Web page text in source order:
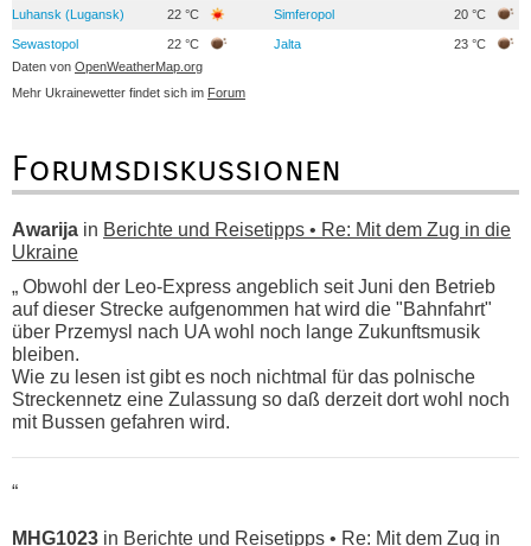
Luhansk (Lugansk) 22 °C Simferopol 20 °C
Sewastopol 22 °C Jalta
23 °C
Daten von OpenWeatherMap.org
Mehr Ukrainewetter findet sich im Forum
Forumsdiskussionen
Awarija in Berichte und Reisetipps • Re: Mit dem Zug in die
Ukraine
„ Obwohl der Leo-Express angeblich seit Juni den Betrieb
auf dieser Strecke aufgenommen hat wird die "Bahnfahrt"
über Przemysl nach UA wohl noch lange Zukunftsmusik
bleiben.
Wie zu lesen ist gibt es noch nichtmal für das polnische
Streckennetz eine Zulassung so daß derzeit dort wohl noch
mit Bussen gefahren wird.
“
MHG1023 in Berichte und Reisetipps • Re: Mit dem Zug in